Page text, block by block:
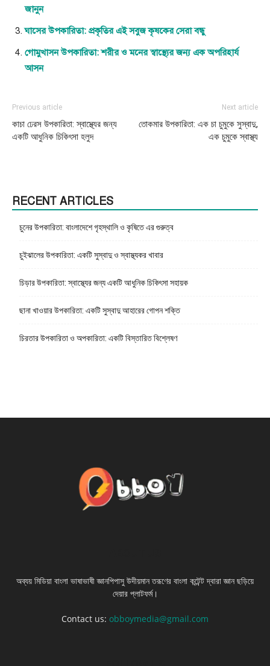
জানুন
ঘাসের উপকারিতা: প্রকৃতির এই সবুজ কৃষকের সেরা বন্ধু
গোমুখাসন উপকারিতা: শরীর ও মনের স্বাস্থ্যের জন্য এক অপরিহার্য
আসন
Previous article
কাচা ঢেরস উপকারিতা: স্বাস্থ্যের জন্য
একটি আধুনিক চিকিৎসা হলুদ
Next article
তোকমার উপকারিতা: এক চা চুমুকে সুস্বাদু,
এক চুমুকে স্বাস্থ্য
RECENT ARTICLES
চুনের উপকারিতা: বাংলাদেশে গৃহস্থালি ও কৃষিতে এর গুরুত্ব
চুইঝালের উপকারিতা: একটি সুস্বাদু ও স্বাস্থ্যকর খাবার
চিড়ার উপকারিতা: স্বাস্থ্যের জন্য একটি আধুনিক চিকিৎসা সহায়ক
ছানা খাওয়ার উপকারিতা: একটি সুস্বাদু আহারের গোপন শক্তি
চিরতার উপকারিতা ও অপকারিতা: একটি বিস্তারিত বিশ্লেষণ
অব্যয় মিডিয়া বাংলা ভাষাভাষী জ্ঞানপিপাসু উদীয়মান তরূণের বাংলা কন্টেন্ট দ্বারা জ্ঞান ছড়িয়ে
দেয়ার প্লাটফর্ম।
Contact us: obboymedia@gmail.com